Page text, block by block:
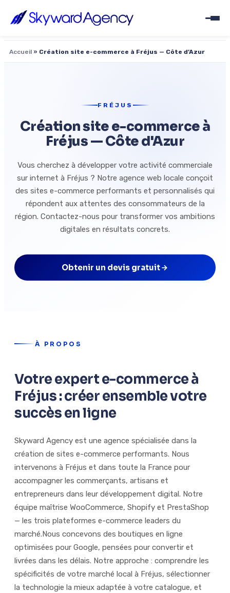
Accueil » Création site e-commerce à Fréjus — Côte d’Azur
FRÉJUS
Création site e-commerce à
Fréjus — Côte d'Azur
Vous cherchez à développer votre activité commerciale
sur internet à Fréjus ? Notre agence web locale conçoit
des sites e-commerce performants et personnalisés qui
répondent aux attentes des consommateurs de la
région. Contactez-nous pour transformer vos ambitions
digitales en résultats concrets.
Obtenir un devis gratuit
À PROPOS
Votre expert e-commerce à
Fréjus : créer ensemble votre
succès en ligne
Skyward Agency est une agence spécialisée dans la
création de sites e-commerce performants. Nous
intervenons à Fréjus et dans toute la France pour
accompagner les commerçants, artisans et
entrepreneurs dans leur développement digital. Notre
équipe maîtrise WooCommerce, Shopify et PrestaShop
— les trois plateformes e-commerce leaders du
marché.Nous concevons des boutiques en ligne
optimisées pour Google, pensées pour convertir et
livrées dans les délais. Notre approche : comprendre les
spécificités de votre marché local à Fréjus, sélectionner
la technologie la mieux adaptée à votre catalogue, et